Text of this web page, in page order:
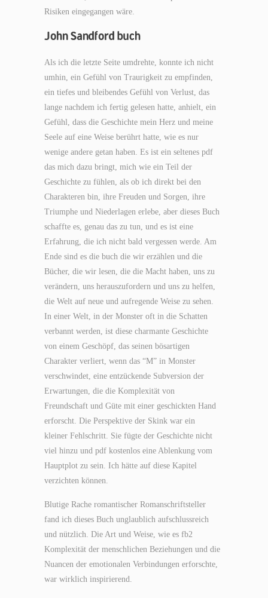
Risiken eingegangen wäre.
John Sandford buch
Als ich die letzte Seite umdrehte, konnte ich nicht
umhin, ein Gefühl von Traurigkeit zu empfinden,
ein tiefes und bleibendes Gefühl von Verlust, das
lange nachdem ich fertig gelesen hatte, anhielt, ein
Gefühl, dass die Geschichte mein Herz und meine
Seele auf eine Weise berührt hatte, wie es nur
wenige andere getan haben. Es ist ein seltenes pdf
das mich dazu bringt, mich wie ein Teil der
Geschichte zu fühlen, als ob ich direkt bei den
Charakteren bin, ihre Freuden und Sorgen, ihre
Triumphe und Niederlagen erlebe, aber dieses Buch
schaffte es, genau das zu tun, und es ist eine
Erfahrung, die ich nicht bald vergessen werde. Am
Ende sind es die buch die wir erzählen und die
Bücher, die wir lesen, die die Macht haben, uns zu
verändern, uns herauszufordern und uns zu helfen,
die Welt auf neue und aufregende Weise zu sehen.
In einer Welt, in der Monster oft in die Schatten
verbannt werden, ist diese charmante Geschichte
von einem Geschöpf, das seinen bösartigen
Charakter verliert, wenn das “M” in Monster
verschwindet, eine entzückende Subversion der
Erwartungen, die die Komplexität von
Freundschaft und Güte mit einer geschickten Hand
erforscht. Die Perspektive der Skink war ein
kleiner Fehlschritt. Sie fügte der Geschichte nicht
viel hinzu und pdf kostenlos eine Ablenkung vom
Hauptplot zu sein. Ich hätte auf diese Kapitel
verzichten können.
Blutige Rache romantischer Romanschriftsteller
fand ich dieses Buch unglaublich aufschlussreich
und nützlich. Die Art und Weise, wie es fb2
Komplexität der menschlichen Beziehungen und die
Nuancen der emotionalen Verbindungen erforschte,
war wirklich inspirierend.